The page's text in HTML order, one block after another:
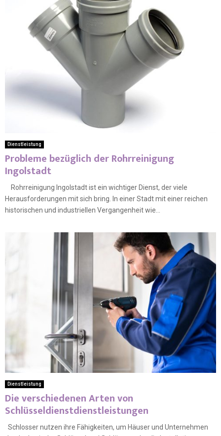
Dienstleistung
Probleme bezüglich der Rohrreinigung
Ingolstadt
Rohrreinigung Ingolstadt ist ein wichtiger Dienst, der viele
Herausforderungen mit sich bring. In einer Stadt mit einer reichen
historischen und industriellen Vergangenheit wie...
Dienstleistung
Die verschiedenen Arten von
Schlüsseldienstdienstleistungen
Schlosser nutzen ihre Fähigkeiten, um Häuser und Unternehmen